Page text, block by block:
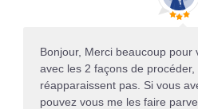
Bonjour, Merci beaucoup pour
avec les 2 façons de procéder,
réapparaissent pas. Si vous
pouvez vous me les faire